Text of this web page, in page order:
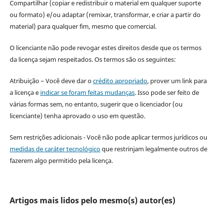
Compartilhar (copiar e redistribuir o material em qualquer suporte
ou formato) e/ou adaptar (remixar, transformar, e criar a partir do
material) para qualquer fim, mesmo que comercial.
O licenciante não pode revogar estes direitos desde que os termos
da licença sejam respeitados. Os termos são os seguintes:
Atribuição – Você deve dar ocrédito apropriado, prover um link para
a licença e indicar se foram feitas mudanças. Isso pode ser feito de
várias formas sem, no entanto, sugerir que o licenciador (ou
licenciante) tenha aprovado o uso em questão.
Sem restrições adicionais - Você não pode aplicar termos jurídicos ou
medidas de caráter tecnológicoque restrinjam legalmente outros de
fazerem algo permitido pela licença.
Artigos mais lidos pelo mesmo(s) autor(es)